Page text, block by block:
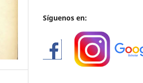
Síguenos en: